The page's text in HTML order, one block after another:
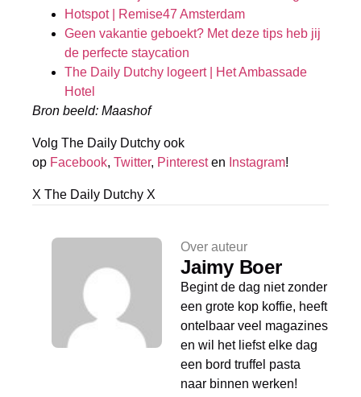
Hotspot | Remise47 Amsterdam
Geen vakantie geboekt? Met deze tips heb jij
de perfecte staycation
The Daily Dutchy logeert | Het Ambassade
Hotel
Bron beeld: Maashof
Volg The Daily Dutchy ook
op Facebook, Twitter, Pinteresten Instagram!
X The Daily Dutchy X
Over auteur
Jaimy Boer
Begint de dag niet zonder
een grote kop koffie, heeft
ontelbaar veel magazines
en wil het liefst elke dag
een bord truffel pasta
naar binnen werken!